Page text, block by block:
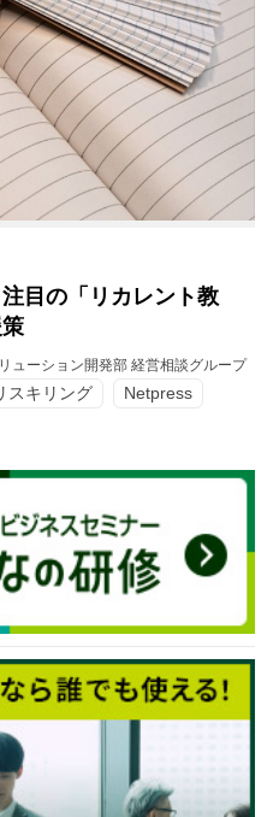
目の「リカレント教
ューション開発部 経営相談グループ
スキリング Netpress